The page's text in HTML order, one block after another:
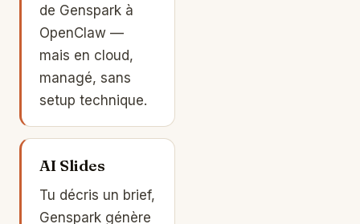
de Genspark à
OpenClaw —
mais en cloud,
managé, sans
setup technique.
AI Slides
Tu décris un brief,
Genspark génère